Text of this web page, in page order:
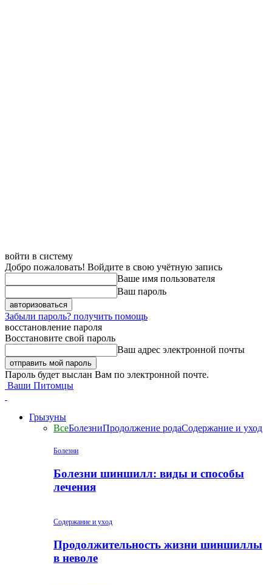
войти в систему
Добро пожаловать! Войдите в свою учётную запись
Ваше имя пользователя
Ваш пароль
Забыли пароль? получить помощь
восстановление пароля
Восстановите свой пароль
Ваш адрес электронной почты
Пароль будет выслан Вам по электронной почте.
Ваши Питомцы
Грызуны
ВсеБолезниПродолжение родаСодержание и уход
Болезни
Болезни шиншилл: виды и способы
лечения
Содержание и уход
Продолжительность жизни шиншиллы
в неволе